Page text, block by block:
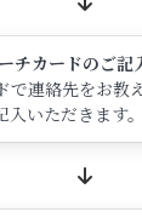
チカードのご記
で連絡先をお教
いただきます。